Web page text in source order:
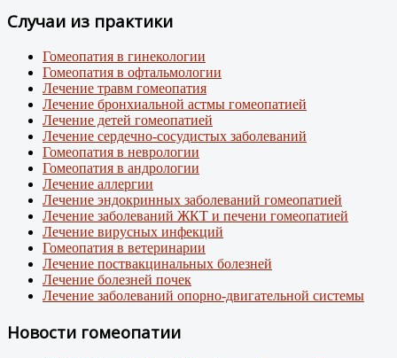
Случаи из практики
Гомеопатия в гинекологии
Гомеопатия в офтальмологии
Лечение травм гомеопатия
Лечение бронхиальной астмы гомеопатией
Лечение детей гомеопатией
Лечение сердечно-сосудистых заболеваний
Гомеопатия в неврологии
Гомеопатия в андрологии
Лечение аллергии
Лечение эндокринных заболеваний гомеопатией
Лечение заболеваний ЖКТ и печени гомеопатией
Лечение вирусных инфекций
Гомеопатия в ветеринарии
Лечение поствакцинальных болезней
Лечение болезней почек
Лечение заболеваний опорно-двигательной системы
Новости гомеопатии